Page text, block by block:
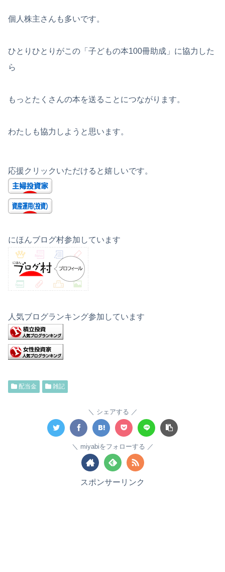
個人株主さんも多いです。
ひとりひとりがこの「子どもの本100冊助成」に協力した
ら
もっとたくさんの本を送ることにつながります。
わたしも協力しようと思います。
応援クリックいただけると嬉しいです。
にほんブログ村参加しています
人気ブログランキング参加しています
配当金 雑記
シェアする
miyabiをフォローする
スポンサーリンク